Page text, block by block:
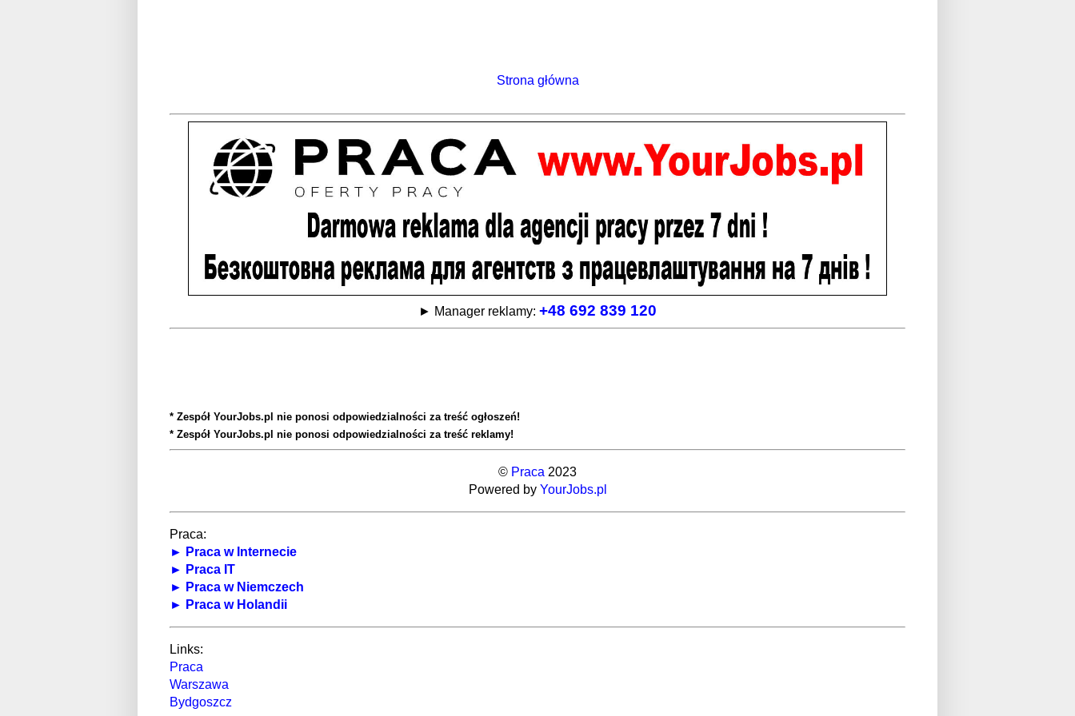
Strona główna
► Manager reklamy: +48 692 839 120
* Zespół YourJobs.pl nie ponosi odpowiedzialności za treść ogłoszeń!
* Zespół YourJobs.pl nie ponosi odpowiedzialności za treść reklamy!
© Praca 2023
Powered by YourJobs.pl
Praca:
► Praca w Internecie
► Praca IT
► Praca w Niemczech
► Praca w Holandii
Links:
Praca
Warszawa
Bydgoszcz